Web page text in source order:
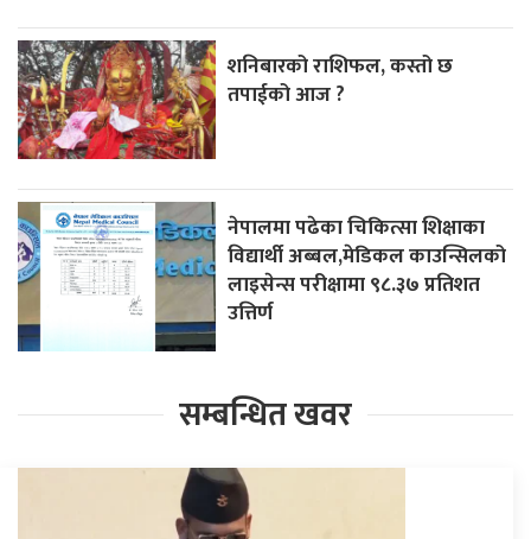
शनिबारको राशिफल, कस्तो छ
तपाईको आज ?
नेपालमा पढेका चिकित्सा शिक्षाका
विद्यार्थी अब्बल,मेडिकल काउन्सिलको
लाइसेन्स परीक्षामा ९८.३७ प्रतिशत
उत्तिर्ण
सम्बन्धित खवर